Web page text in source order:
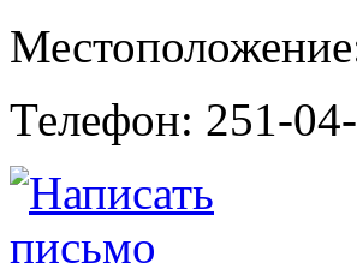
Телефон: 251-